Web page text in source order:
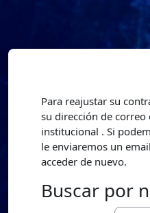
Para reajustar su
su dirección de
institucional . Si
le enviaremos un
acceder de nuevo.
Buscar por
Buscar por